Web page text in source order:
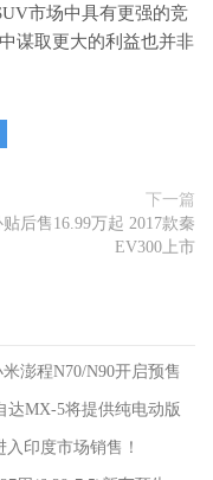
市场中具有更强的竞
谋取更大的利益也并非
下一篇
贴后售16.99万起 2017款秦
EV300上市
澎程N70/N90开启预售
达MX-5将提供纯电动版
印度市场销售！